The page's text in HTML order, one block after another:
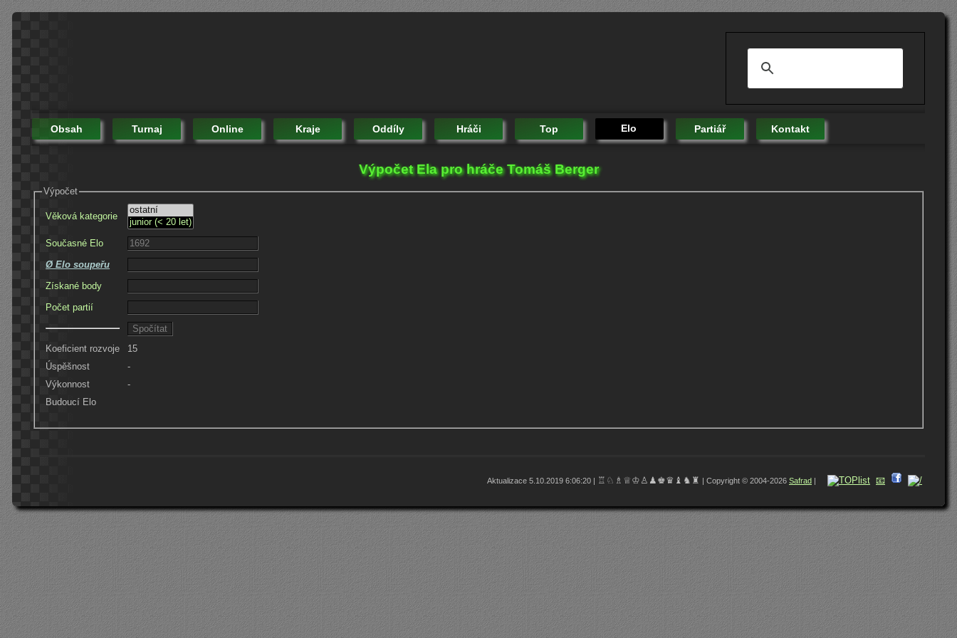
Obsah Turnaj Online Kraje Oddíly Hráči Top Elo Partiář Kontakt
Výpočet Ela pro hráče Tomáš Berger
Výpočet
Věková kategorie
Současné Elo
Ø Elo soupeřu
Získané body
Počet partií
Koeficient rozvoje
15
Úspěšnost
-
Výkonnost
-
Budoucí Elo
Aktualizace 5.10.2019 6:06:20 | ♖♘♗♕♔♙♟♚♛♝♞♜ | Copyright © 2004-2026 Safrad | 📧